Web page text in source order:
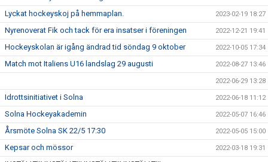
Lyckat hockeyskoj på hemmaplan. 2023-02-19 18:27
Nyrenoverat Fik och tack för era insatser i föreningen 2022-12-21 19:41
Hockeyskolan är igång ändrad tid söndag 9 oktober 2022-10-05 17:34
Match mot Italiens U16 landslag 29 augusti 2022-08-27 13:46
2022-06-29 13:28
Idrottsinitiativet i Solna 2022-06-18 11:12
Solna Hockeyakademin 2022-05-07 16:46
Årsmöte Solna SK 22/5 17:30 2022-05-05 15:00
Kepsar och mössor 2022-03-18 19:31